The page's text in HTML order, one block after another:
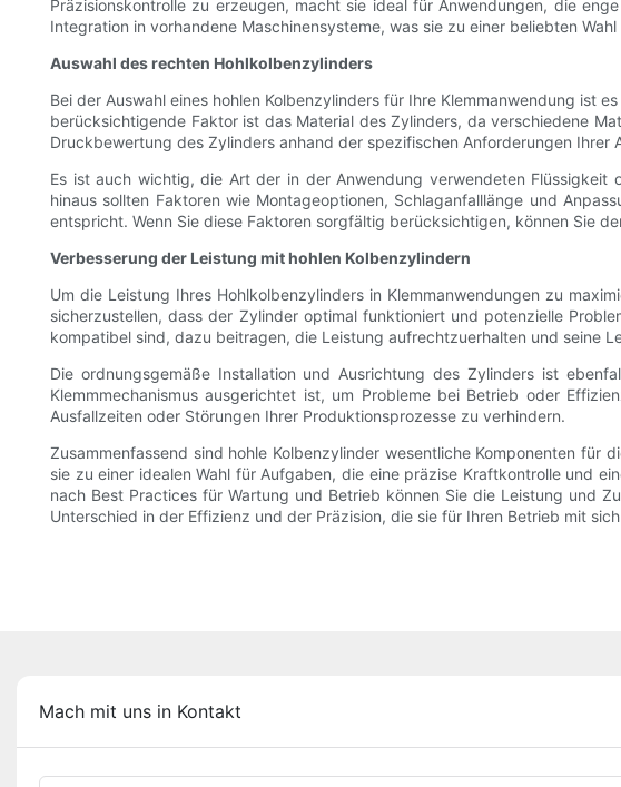
Präzisionskontrolle zu erzeugen, macht sie ideal für Anwendungen, die
Integration in vorhandene Maschinensysteme, was sie zu einer beliebten
Auswahl des rechten Hohlkolbenzylinders
Bei der Auswahl eines hohlen Kolbenzylinders für Ihre Klemmanwendung ist
berücksichtigende Faktor ist das Material des Zylinders, da verschiedene
Druckbewertung des Zylinders anhand der spezifischen Anforderungen
Es ist auch wichtig, die Art der in der Anwendung verwendeten
hinaus sollten Faktoren wie Montageoptionen, Schlaganfalllänge und
entspricht. Wenn Sie diese Faktoren sorgfältig berücksichtigen, können Sie
Verbesserung der Leistung mit hohlen Kolbenzylindern
Um die Leistung Ihres Hohlkolbenzylinders in Klemmanwendungen zu
sicherzustellen, dass der Zylinder optimal funktioniert und potenzielle
kompatibel sind, dazu beitragen, die Leistung aufrechtzuerhalten und seine
Die ordnungsgemäße Installation und Ausrichtung des Zylinders ist
Klemmmechanismus ausgerichtet ist, um Probleme bei Betrieb oder
Ausfallzeiten oder Störungen Ihrer Produktionsprozesse zu verhindern.
Zusammenfassend sind hohle Kolbenzylinder wesentliche Komponenten für
sie zu einer idealen Wahl für Aufgaben, die eine präzise Kraftkontrolle und
nach Best Practices für Wartung und Betrieb können Sie die Leistung und
Unterschied in der Effizienz und der Präzision, die sie für Ihren Betrieb mit
Mach mit uns in Kontakt